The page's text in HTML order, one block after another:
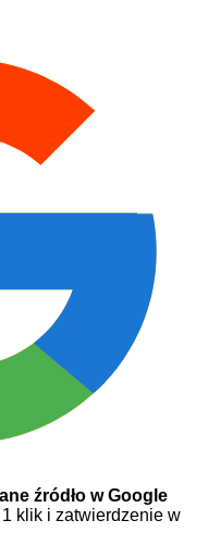
źródło w Google
klik i zatwierdzenie w